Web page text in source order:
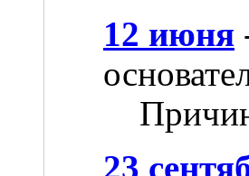
12 июня
23